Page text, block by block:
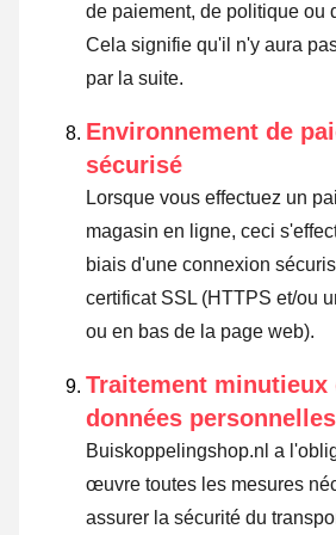
de paiement, de politique ou
Cela signifie qu'il n'y aura
par la suite.
Environnement de
sécurisé
Lorsque vous effectuez un
magasin en ligne, ceci
biais d'une connexion
certificat SSL (HTTPS et/ou
ou en bas de la page web).
Traitement minutieux
données personnelles
Buiskoppelingshop.nl a
œuvre toutes les mesures
assurer la sécurité du